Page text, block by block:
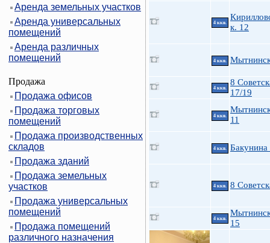
Аренда земельных участков
Аренда универсальных
помещений
Аренда различных
помещений
Продажа
Продажа офисов
Продажа торговых
помещений
Продажа производственных
складов
Продажа зданий
Продажа земельных
участков
Продажа универсальных
помещений
Продажа помещений
различного назначения
4 ккв.
к. 12
4 ккв.
4 ккв.
8
17/19
4 ккв.
11
4 ккв. Бакунина
4 ккв. 8
4 ккв.
15